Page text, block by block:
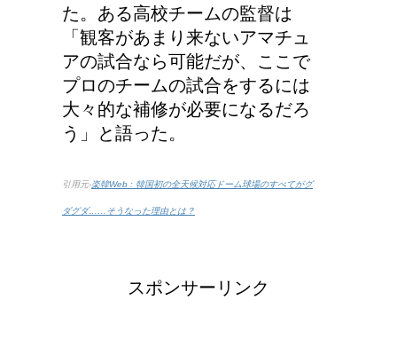
た。ある高校チームの監督は
「観客があまり来ないアマチュ
アの試合なら可能だが、ここで
プロのチームの試合をするには
大々的な補修が必要になるだろ
う」と語った。
引用元-楽韓Web : 韓国初の全天候対応ドーム球場のすべてがグ
ダグダ……そうなった理由とは？
スポンサーリンク